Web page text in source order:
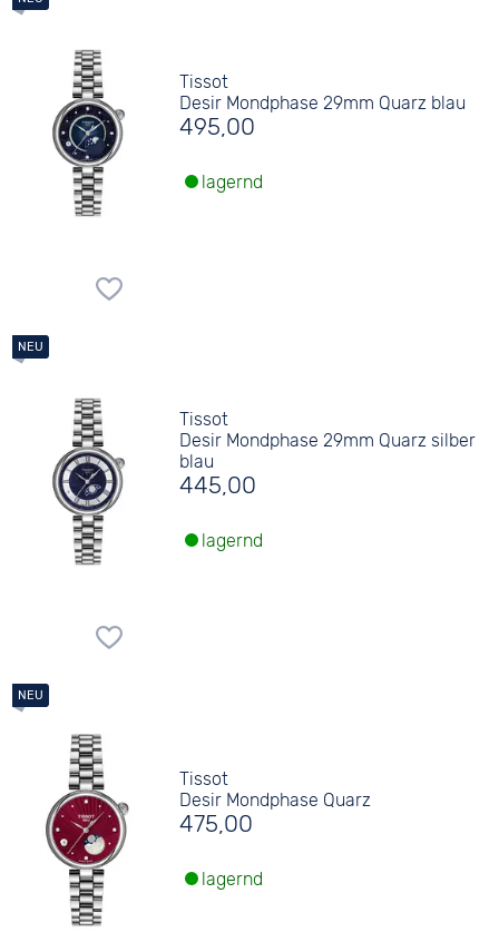
Tissot
Desir Mondphase 29mm Quarz blau
495,00
lagernd
Tissot
Desir Mondphase 29mm Quarz silber
blau
445,00
lagernd
Tissot
Desir Mondphase Quarz
475,00
lagernd